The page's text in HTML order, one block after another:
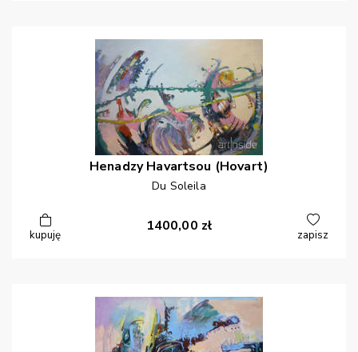
Henadzy Havartsou (Hovart)
Du Soleila
kupuję
1400,00 zł
zapisz